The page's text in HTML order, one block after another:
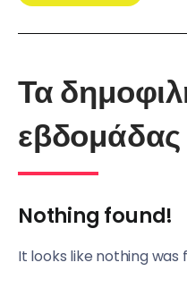
Τα
εβδομάδας
Nothing found!
It looks like nothing was